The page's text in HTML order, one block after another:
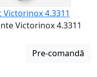
4.3311
Victorinox 4.3311
Pre-comandă